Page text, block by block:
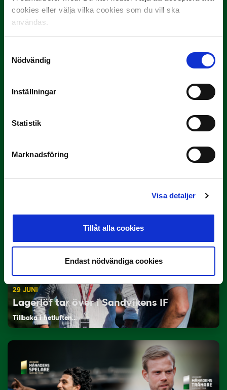
cookies eller välja vilka cookies som du vill ska
användas.
Nödvändig
Inställningar
Statistik
Marknadsföring
Visa detaljer
Tillåt alla cookies
Endast nödvändiga cookies
3 JULI
Rösta på Månadens Spelare i juni
3 JULI
Här är de…
29 JUNI
Lagerlöf tar över i Sandvikens IF
Tillbaka i hetluften…